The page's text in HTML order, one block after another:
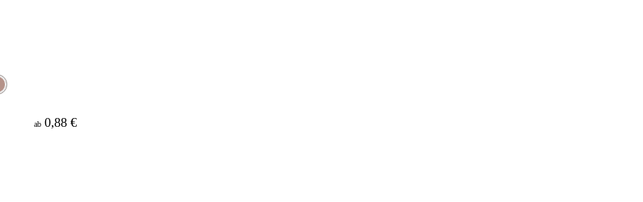
ab 0,88 €